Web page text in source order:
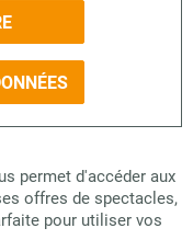
permet d'accéder aux
offres de spectacles,
pour utiliser vos